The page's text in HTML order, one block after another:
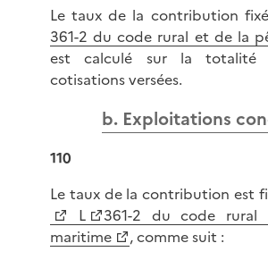
Le taux de la contribution
361-2 du code rural et de la
est calculé sur la totalité
cotisations versées.
b. Exploitations
110
Le taux de la contribution est
L
361-2 du code
maritime
, comme suit :